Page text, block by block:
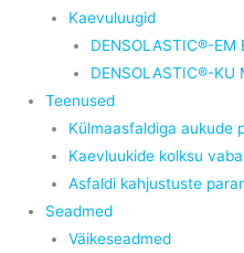
Kaevuluugid
DENSOLASTIC®-
DENSOLASTIC®-
Teenused
Külmaasfaldiga aukude
Kaevluukide kolksu
Asfaldi kahjustuste
Seadmed
Väikeseadmed